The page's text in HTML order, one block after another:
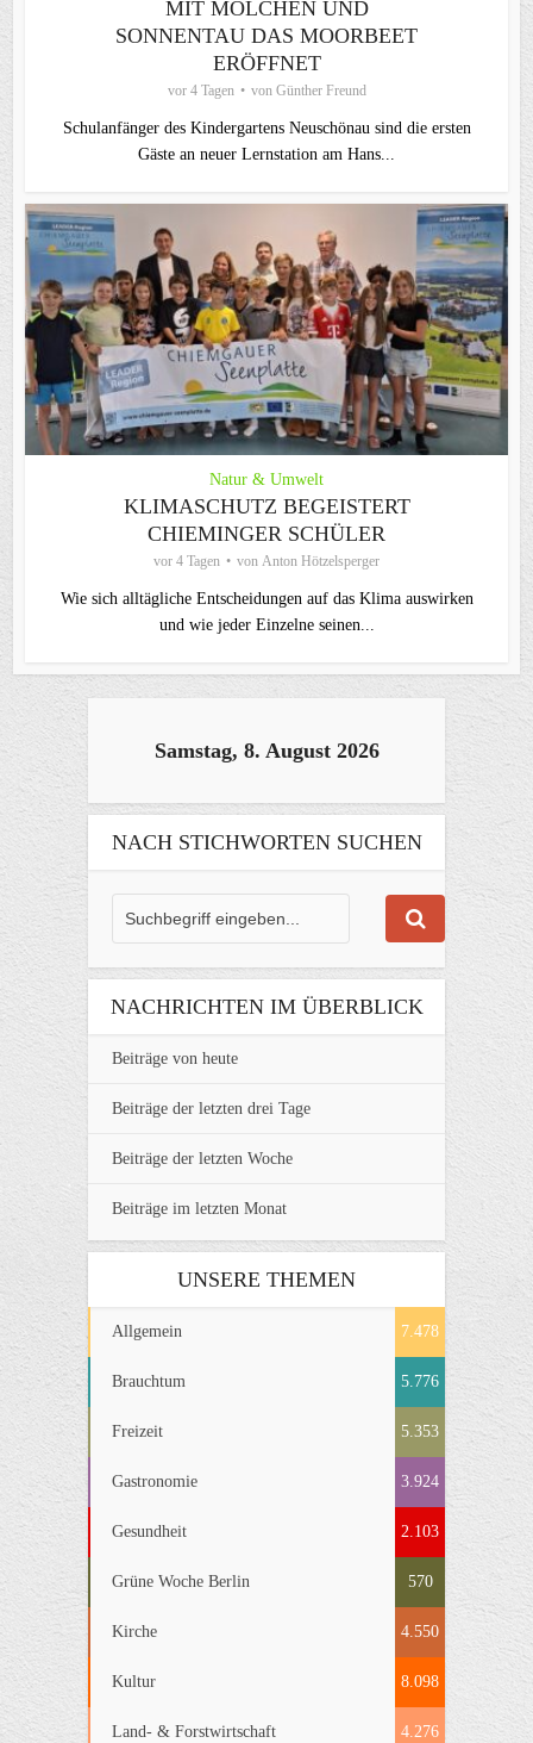
MIT MOLCHEN UND
SONNENTAU DAS MOORBEET
ERÖFFNET
vor 4 Tagen von Günther Freund
Schulanfänger des Kindergartens Neuschönau sind die ersten
Gäste an neuer Lernstation am Hans...
Natur & Umwelt
KLIMASCHUTZ BEGEISTERT
CHIEMINGER SCHÜLER
vor 4 Tagen von Anton Hötzelsperger
Wie sich alltägliche Entscheidungen auf das Klima auswirken
und wie jeder Einzelne seinen...
Samstag, 8. August 2026
NACH STICHWORTEN SUCHEN
NACHRICHTEN IM ÜBERBLICK
Beiträge von heute
Beiträge der letzten drei Tage
Beiträge der letzten Woche
Beiträge im letzten Monat
UNSERE THEMEN
Allgemein 7.478
Brauchtum 5.776
Freizeit 5.353
Gastronomie 3.924
Gesundheit 2.103
Grüne Woche Berlin 570
Kirche 4.550
Kultur 8.098
Land- & Forstwirtschaft 4.276